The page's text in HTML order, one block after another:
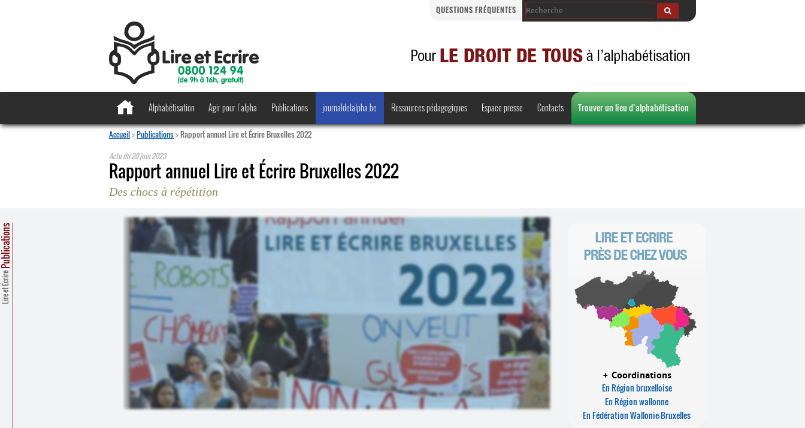
QUESTIONS FRÉQUENTES
Alphabétisation Agir pour l’alpha Publications
·
journaldelalpha.be Ressources pédagogiques
Bienvenue en Belgique
Espace presse Contacts Trouver un lieu d’alphabétisation
Accueil>Publications>Rapport annuel Lire et Écrire Bruxelles 2022
Actu du20 juin 2023
Rapport annuel Lire et Écrire Bruxelles 2022
Des chocs à répétition
Lire et Écrire
+ Coordinations
En Région bruxelloise
En Région wallonne
En Fédération Wallonie-Bruxelles